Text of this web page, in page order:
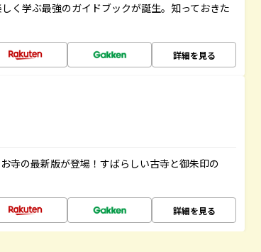
く学ぶ最強のガイドブックが誕生。知っておきた
詳細を見る
寺の最新版が登場！すばらしい古寺と御朱印の
詳細を見る